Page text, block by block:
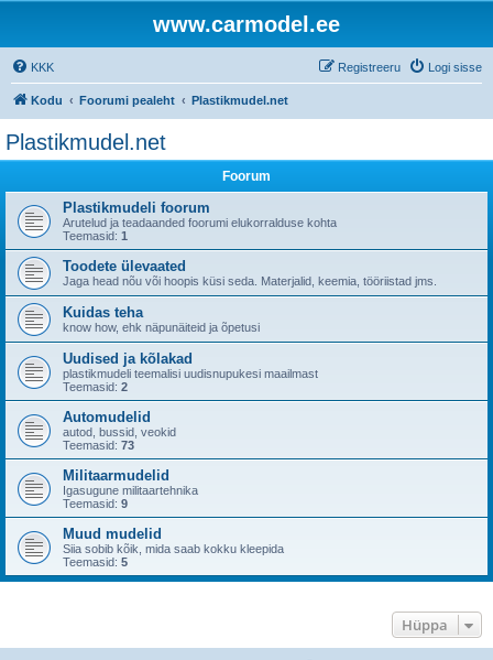
www.carmodel.ee
KKK Logi sisse
Registreeru
Kodu Foorumi pealeht Plastikmudel.net
Plastikmudel.net
Foorum
Plastikmudeli foorum
Arutelud ja teadaanded foorumi elukorralduse kohta
Teemasid: 1
Toodete ülevaated
Jaga head nõu või hoopis küsi seda. Materjalid, keemia, tööriistad jms.
Kuidas teha
know how, ehk näpunäiteid ja õpetusi
Uudised ja kõlakad
plastikmudeli teemalisi uudisnupukesi maailmast
Teemasid: 2
Automudelid
autod, bussid, veokid
Teemasid: 73
Militaarmudelid
Igasugune militaartehnika
Teemasid: 9
Muud mudelid
Siia sobib kõik, mida saab kokku kleepida
Teemasid: 5
Hüppa